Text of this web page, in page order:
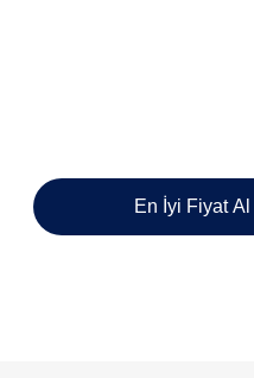
En İyi Fiyat Al